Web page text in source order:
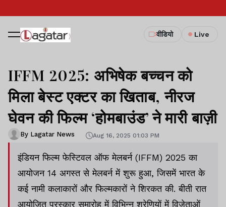
वीडियो Live
IFFM 2025: अभिषेक बच्चन को
मिला बेस्ट एक्टर का खिताब, नीरज
घेवन की फिल्म ‘होमबाउंड’ ने मारी बाज़ी
By Lagatar News Aug 16, 2025 01:03 PM
इंडियन फिल्म फेस्टिवल ऑफ मेलबर्न (IFFM) 2025 का
आयोजन 14 अगस्त से मेलबर्न में शुरू हुआ, जिसमें भारत के
कई नामी कलाकारों और फिल्मकारों ने शिरकत की. बीती रात
आयोजित पुरस्कार समारोह में विभिन्न श्रेणियों में विजेताओं